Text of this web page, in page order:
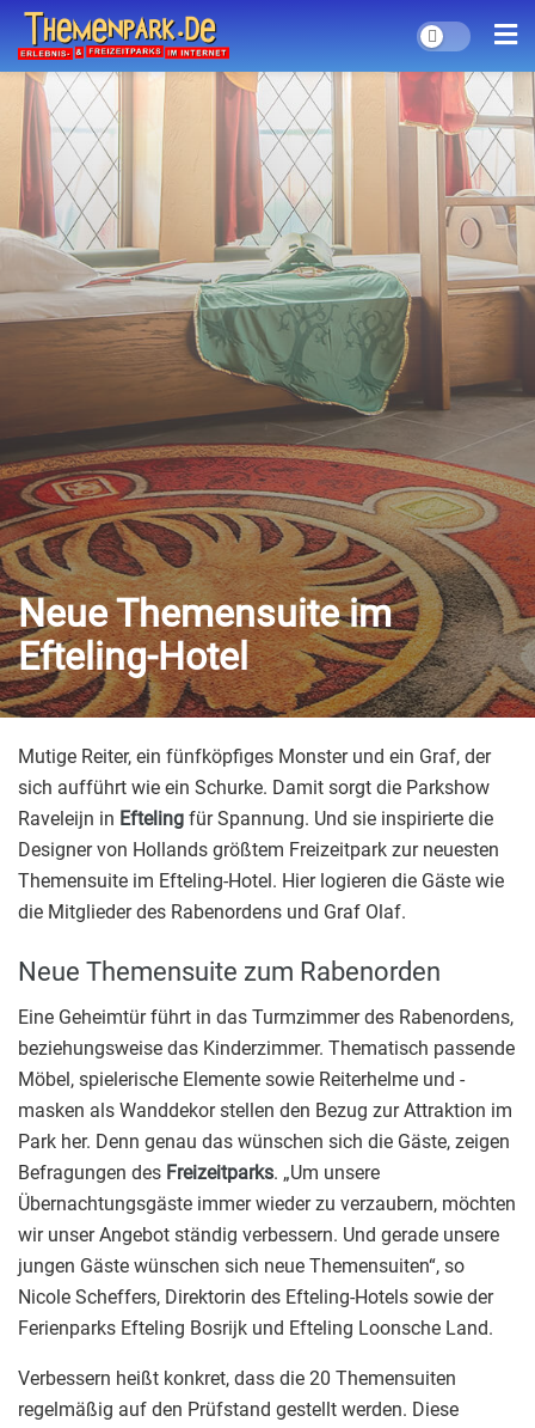
Neue Themensuite im
Efteling-Hotel
Mutige Reiter, ein fünfköpfiges Monster und ein Graf, der
sich aufführt wie ein Schurke. Damit sorgt die Parkshow
Raveleijn in Efteling für Spannung. Und sie inspirierte die
Designer von Hollands größtem Freizeitpark zur neuesten
Themensuite im Efteling-Hotel. Hier logieren die Gäste wie
die Mitglieder des Rabenordens und Graf Olaf.
Neue Themensuite zum Rabenorden
Eine Geheimtür führt in das Turmzimmer des Rabenordens,
beziehungsweise das Kinderzimmer. Thematisch passende
Möbel, spielerische Elemente sowie Reiterhelme und -
masken als Wanddekor stellen den Bezug zur Attraktion im
Park her. Denn genau das wünschen sich die Gäste, zeigen
Befragungen des Freizeitparks. „Um unsere
Übernachtungsgäste immer wieder zu verzaubern, möchten
wir unser Angebot ständig verbessern. Und gerade unsere
jungen Gäste wünschen sich neue Themensuiten“, so
Nicole Scheffers, Direktorin des Efteling-Hotels sowie der
Ferienparks Efteling Bosrijk und Efteling Loonsche Land.
Verbessern heißt konkret, dass die 20 Themensuiten
regelmäßig auf den Prüfstand gestellt werden. Diese